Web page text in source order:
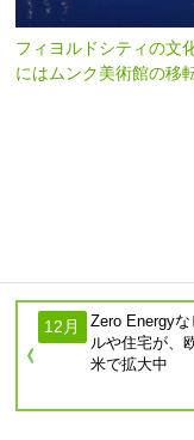
フィヨルドシティの文
にはムンク美術館の移
12月
Zero Energyな
ルや住宅が、
米で拡大中